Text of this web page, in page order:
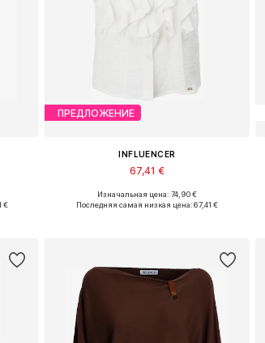
€
ПРЕДЛОЖЕНИЕ
INFLUENCER
67,41 €
Доступные размеры: XS, S, M, L
Изначальная цена: 74,90 €
Последняя самая низкая цена:67,41 €